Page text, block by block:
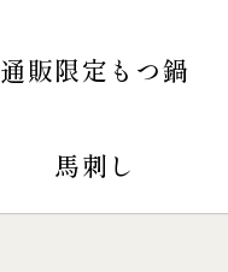
通販限定もつ鍋
馬刺し